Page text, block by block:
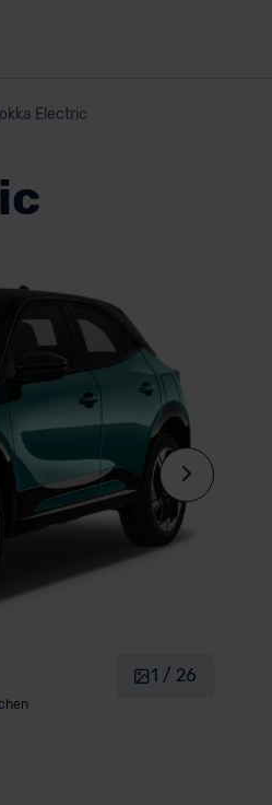
Electric
1 / 26